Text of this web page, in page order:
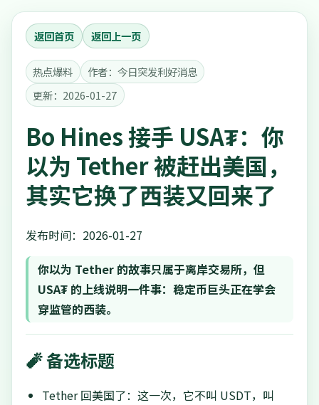
返回首页 返回上一页
热点爆料
作者：今日突发利好消息
更新：2026-01-27
Bo Hines 接手 USA₮：你
以为 Tether 被赶出美国，
其实它换了西装又回来了
发布时间：2026-01-27
你以为 Tether 的故事只属于离岸交易所，但
USA₮ 的上线说明一件事：稳定币巨头正在学会
穿监管的西装。
🧨 备选标题
Tether 回美国了：这一次，它不叫 USDT，叫